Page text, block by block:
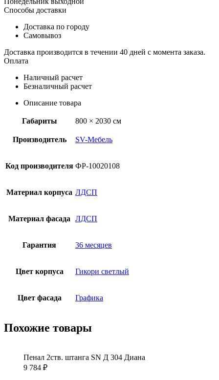
Способы доставки
Доставка по городу
Самовывоз
Доставка производится в течении 40 дней с момента заказа.
Оплата
Наличный расчет
Безналичный расчет
Описание товара
Габариты 800 × 2030 см
Производитель SV-Мебель
Код производителя ФР-10020108
Материал корпуса ЛДСП
Материал фасада ЛДСП
Гарантия 36 месяцев
Цвет корпуса Гикори светлый
Цвет фасада Графика
Похожие товары
Пенал 2ств. штанга SN Д 304 Диана
9 784 ₽